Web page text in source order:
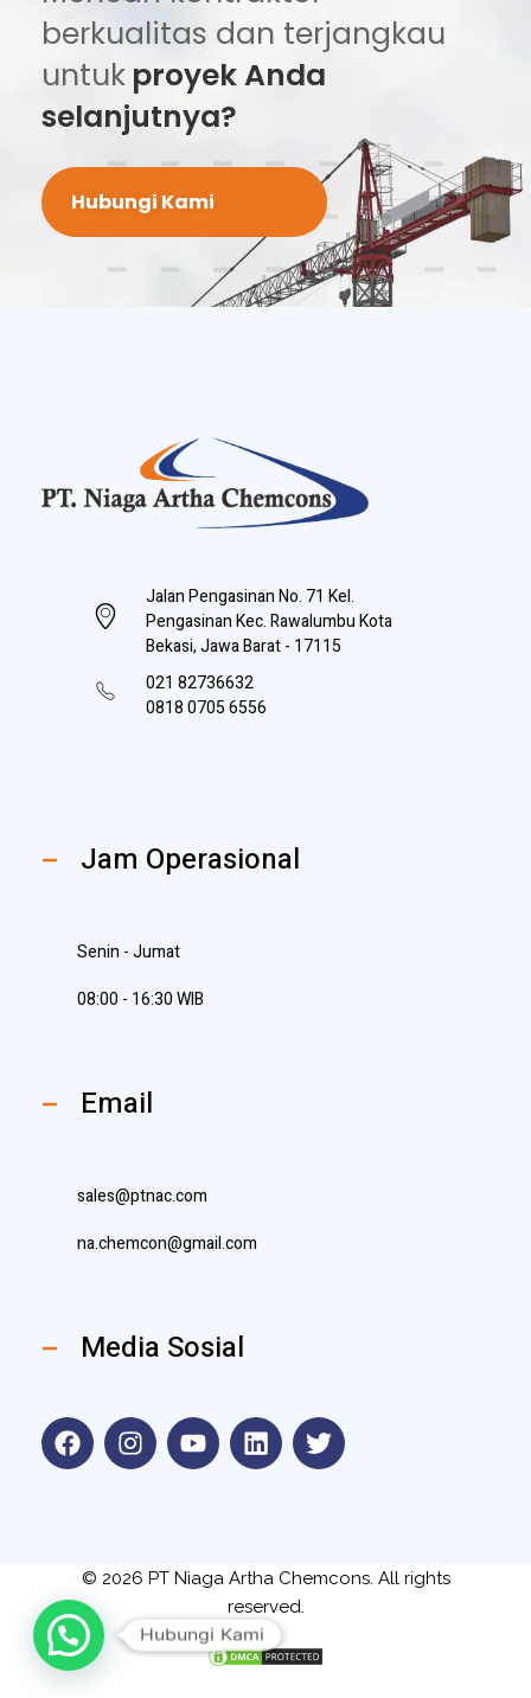
berkualitas dan terjangkau
untuk proyek Anda
selanjutnya?
Hubungi Kami
Jalan Pengasinan No. 71 Kel.
Pengasinan Kec. Rawalumbu Kota
Bekasi, Jawa Barat - 17115
021 82736632
0818 0705 6556
Jam Operasional
Senin - Jumat
08:00 - 16:30 WIB
Email
sales@ptnac.com
na.chemcon@gmail.com
Media Sosial
© 2026 PT Niaga Artha Chemcons. All rights
reserved.
Hubungi Kami